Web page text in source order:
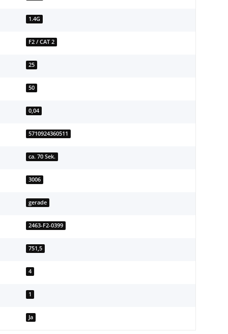
1.4G
F2 / CAT 2
25
50
0,04
5710924360511
ca. 70 Sek.
3006
gerade
2463-F2-0399
751,5
4
1
Ja